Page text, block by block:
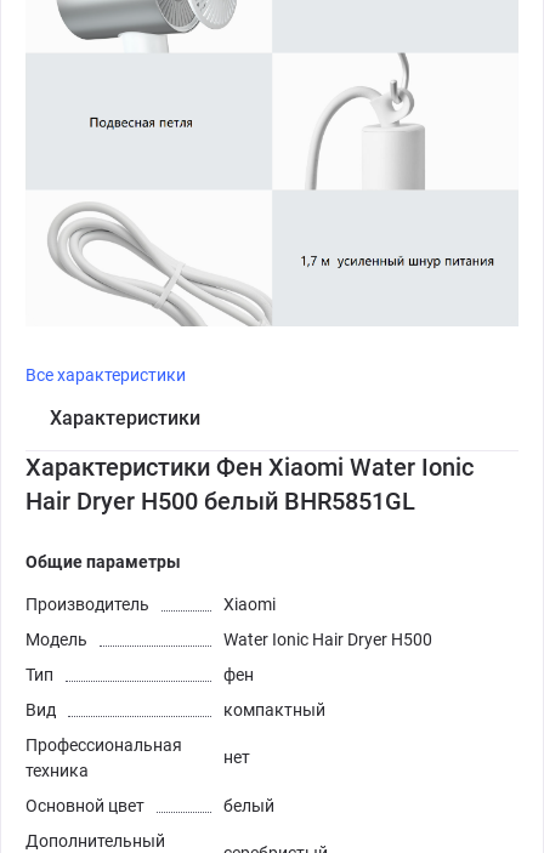
Все характеристики
Характеристики
Характеристики Фен Xiaomi Water Ionic
Hair Dryer H500 белый BHR5851GL
Общие параметры
Производитель
Xiaomi
Модель
Water Ionic Hair Dryer H500
Тип
фен
Вид
компактный
Профессиональная
техника
нет
Основной цвет
белый
Дополнительный